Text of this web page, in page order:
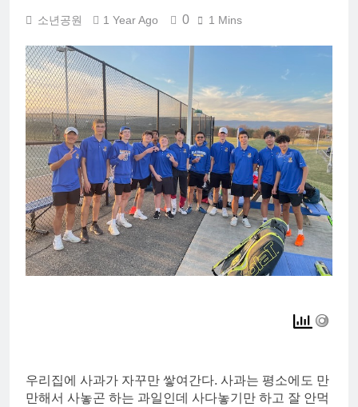
소년공원 1 Year Ago 0 1 Mins
우리집에 사과가 자꾸만 쌓여간다. 사과는 평소에도 만
만해서 사놓곤 하는 과일인데 사다놓기만 하고 잘 안먹